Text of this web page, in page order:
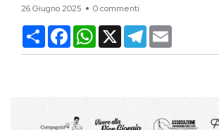
26 Giugno 2025 0 commenti
CondividiFacebookWhatsApp
X Telegram